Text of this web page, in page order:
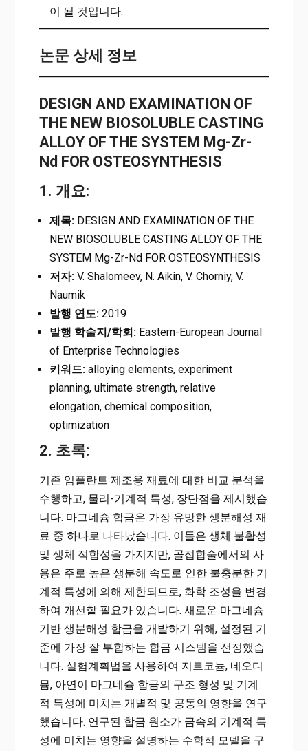
이 될 것입니다.
논문 상세 정보
DESIGN AND EXAMINATION OF
THE NEW BIOSOLUBLE CASTING
ALLOY OF THE SYSTEM Mg-Zr-
Nd FOR OSTEOSYNTHESIS
1. 개요:
제목:DESIGN AND EXAMINATION OF THE
NEW BIOSOLUBLE CASTING ALLOY OF THE
SYSTEM Mg-Zr-Nd FOR OSTEOSYNTHESIS
저자:V. Shalomeev, N. Aikin, V. Chorniy, V.
Naumik
발행 연도:2019
발행 학술지/학회:Eastern-European Journal
of Enterprise Technologies
키워드:alloying elements, experiment
planning, ultimate strength, relative
elongation, chemical composition,
optimization
2. 초록:
기존 임플란트 제조용 재료에 대한 비교 분석을
수행하고, 물리-기계적 특성, 장단점을 제시했습
니다. 마그네슘 합금은 가장 유망한 생분해성 재
료 중 하나로 나타났습니다. 이들은 생체 불활성
및 생체 적합성을 가지지만, 골접합술에서의 사
용은 주로 높은 생분해 속도로 인한 불충분한 기
계적 특성에 의해 제한되므로, 화학 조성을 변경
하여 개선할 필요가 있습니다. 새로운 마그네슘
기반 생분해성 합금을 개발하기 위해, 설정된 기
준에 가장 잘 부합하는 합금 시스템을 선정했습
니다. 실험계획법을 사용하여 지르코늄, 네오디
뮴, 아연이 마그네슘 합금의 구조 형성 및 기계
적 특성에 미치는 개별적 및 공동의 영향을 연구
했습니다. 연구된 합금 원소가 금속의 기계적 특
성에 미치는 영향을 설명하는 수학적 모델을 구